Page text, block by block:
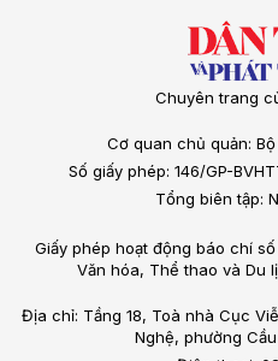
Chuyên trang
Cơ quan chủ quản:
Số giấy phép: 146/GP-
Tổng biên tập:
Giấy phép hoạt động báo chí
Văn hóa, Thể thao và Du
Địa chỉ: Tầng 18, Toà nhà Cục
Nghệ, phường Cầu